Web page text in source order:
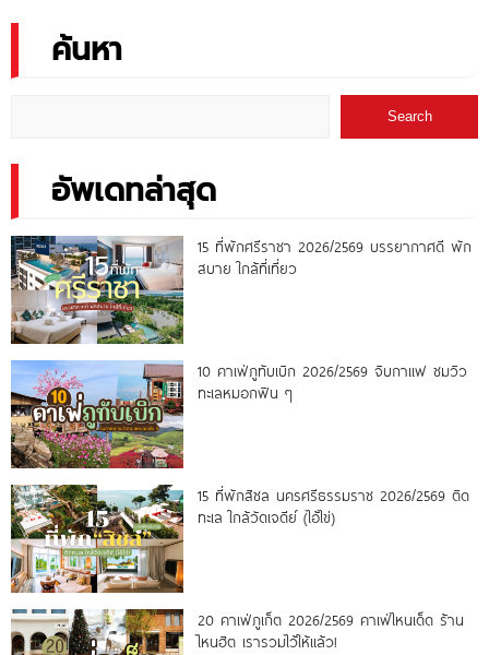
ค้นหา
Search
อัพเดทล่าสุด
15 ที่พักศรีราชา 2026/2569 บรรยากาศดี พัก
สบาย ใกล้ที่เที่ยว
10 คาเฟ่ภูทับเบิก 2026/2569 จิบกาแฟ ชมวิว
ทะเลหมอกฟิน ๆ
15 ที่พักสิชล นครศรีธรรมราช 2026/2569 ติด
ทะเล ใกล้วัดเจดีย์ (ไอ้ไข่)
20 คาเฟ่ภูเก็ต 2026/2569 คาเฟ่ไหนเด็ด ร้าน
ไหนฮิต เรารวมไว้ให้แล้ว!